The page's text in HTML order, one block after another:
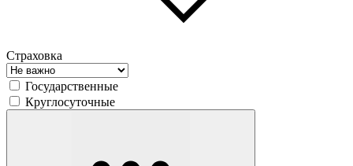
Страховка
Государственные
Круглосуточные